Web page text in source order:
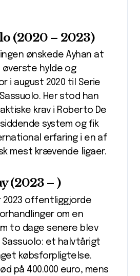
(2020 – 2023)
ønskede Ayhan at
hylde og
i august 2020 til Serie
Her stod han
krav i Roberto De
system og fik
erfaring i en af
mest krævende ligaer.
(2023 – )
2023 offentliggjorde
om en
to dage senere blev
et halvtårigt
købsforpligtelse.
på 400.000 euro, mens